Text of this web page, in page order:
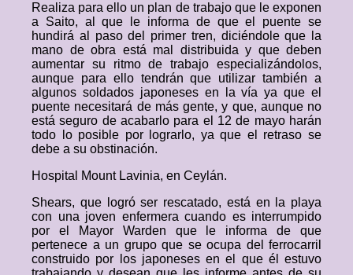
Realiza para ello un plan de trabajo que le exponen
a Saito, al que le informa de que el puente se
hundirá al paso del primer tren, diciéndole que la
mano de obra está mal distribuida y que deben
aumentar su ritmo de trabajo especializándolos,
aunque para ello tendrán que utilizar también a
algunos soldados japoneses en la vía ya que el
puente necesitará de más gente, y que, aunque no
está seguro de acabarlo para el 12 de mayo harán
todo lo posible por lograrlo, ya que el retraso se
debe a su obstinación.
Hospital Mount Lavinia, en Ceylán.
Shears, que logró ser rescatado, está en la playa
con una joven enfermera cuando es interrumpido
por el Mayor Warden que le informa de que
pertenece a un grupo que se ocupa del ferrocarril
construido por los japoneses en el que él estuvo